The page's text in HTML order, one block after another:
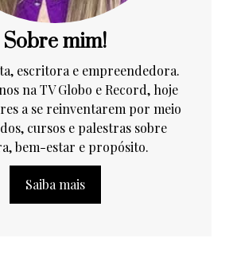
Sobre mim!
escritora e empreendedora.
na TV Globo e Record, hoje
a se reinventarem por meio
cursos e palestras sobre
bem-estar e propósito.
Saiba mais